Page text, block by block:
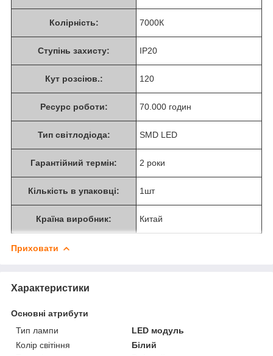
Колірність: 7000К
Ступінь захисту: ІР20
Кут розсіюв.: 120
Ресурс роботи: 70.000 годин
Тип світлодіода: SMD LED
Гарантійний термін: 2 роки
Кількість в упаковці: 1шт
Країна виробник: Китай
Приховати
Характеристики
Основні атрибути
Тип лампи
LED модуль
Колір світіння
Білий